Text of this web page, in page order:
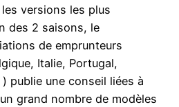
versions les plus
des 2 saisons, le
de emprunteurs
Italie, Portugal,
publie une conseil liées à
grand nombre de modèles